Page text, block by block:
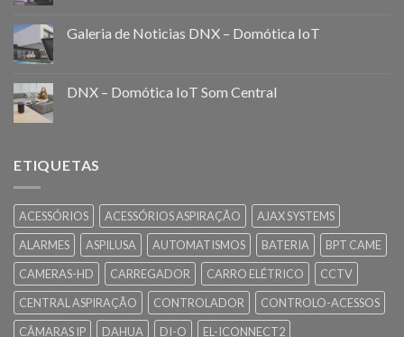
Galeria de Noticias DNX – Domótica IoT
DNX – Domótica IoT Som Central
ETIQUETAS
ACESSÓRIOS ACESSÓRIOS ASPIRAÇÃO
AJAX SYSTEMS
ALARMES
ASPILUSA AUTOMATISMOS BATERIA
BPT CAME
CAMERAS-HD
CARREGADOR CARRO ELÉTRICO
CCTV
CENTRAL ASPIRAÇÃO
CONTROLADOR
CONTROLO-ACESSOS
CÂMARAS IP
DAHUA DI-O
EL-ICONNECT2